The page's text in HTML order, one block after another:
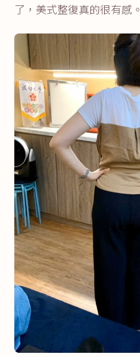
了，美式整復真的很有感。